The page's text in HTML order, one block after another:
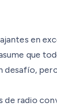
en
que
radio